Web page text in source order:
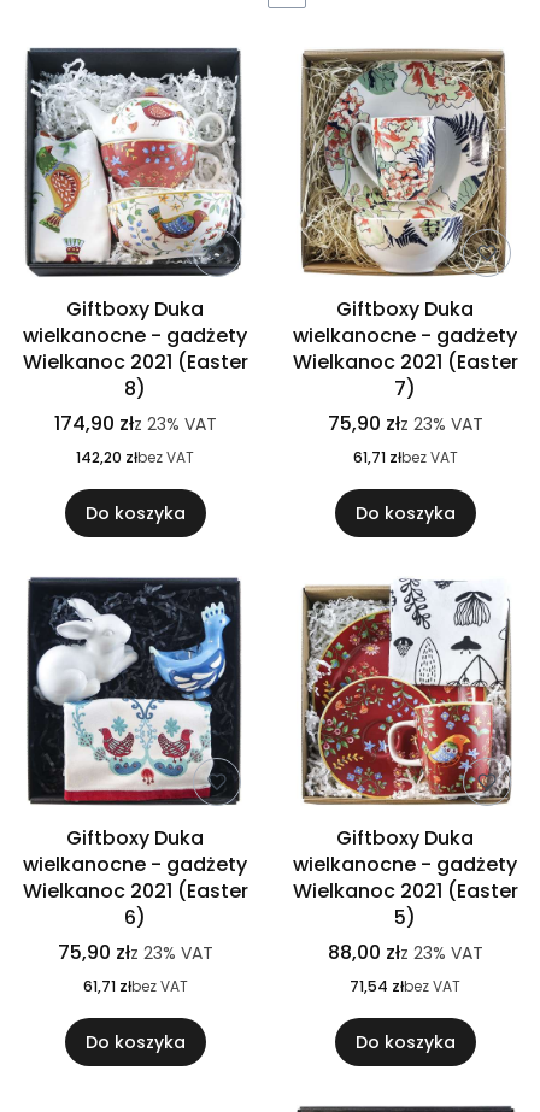
Giftboxy Duka
wielkanocne - gadżety
Wielkanoc 2021 (Easter
8)
174,90 złz 23% VAT
142,20 złbez VAT
Do koszyka
Giftboxy Duka
wielkanocne - gadżety
Wielkanoc 2021 (Easter
7)
75,90 złz 23% VAT
61,71 złbez VAT
Do koszyka
Giftboxy Duka
wielkanocne - gadżety
Wielkanoc 2021 (Easter
6)
75,90 złz 23% VAT
61,71 złbez VAT
Do koszyka
Giftboxy Duka
wielkanocne - gadżety
Wielkanoc 2021 (Easter
5)
88,00 złz 23% VAT
71,54 złbez VAT
Do koszyka